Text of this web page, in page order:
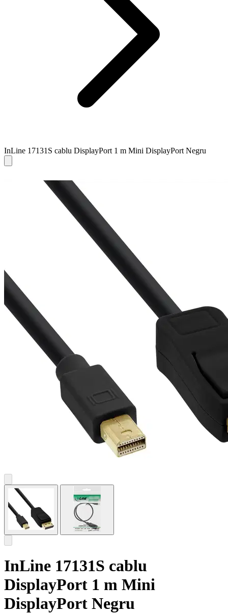
InLine 17131S cablu DisplayPort 1 m Mini DisplayPort Negru
InLine 17131S cablu
DisplayPort 1 m Mini
DisplayPort Negru